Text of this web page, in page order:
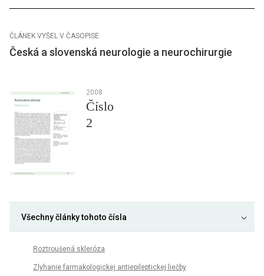
ČLÁNEK VYŠEL V ČASOPISE
Česká a slovenská neurologie a neurochirurgie
2008
Číslo
2
Všechny články tohoto čísla
Roztroušená skleróza
Zlyhanie farmakologickej antiepileptickej liečby